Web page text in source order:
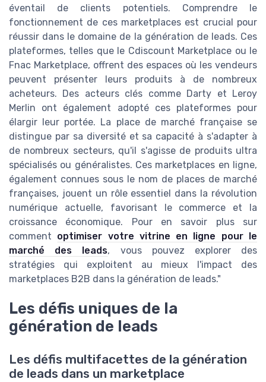
éventail de clients potentiels. Comprendre le
fonctionnement de ces marketplaces est crucial pour
réussir dans le domaine de la génération de leads. Ces
plateformes, telles que le Cdiscount Marketplace ou le
Fnac Marketplace, offrent des espaces où les vendeurs
peuvent présenter leurs produits à de nombreux
acheteurs. Des acteurs clés comme Darty et Leroy
Merlin ont également adopté ces plateformes pour
élargir leur portée. La place de marché française se
distingue par sa diversité et sa capacité à s'adapter à
de nombreux secteurs, qu'il s'agisse de produits ultra
spécialisés ou généralistes. Ces marketplaces en ligne,
également connues sous le nom de places de marché
françaises, jouent un rôle essentiel dans la révolution
numérique actuelle, favorisant le commerce et la
croissance économique. Pour en savoir plus sur
comment optimiser votre vitrine en ligne pour le
marché des leads, vous pouvez explorer des
stratégies qui exploitent au mieux l'impact des
marketplaces B2B dans la génération de leads."
Les défis uniques de la
génération de leads
Les défis multifacettes de la génération
de leads dans un marketplace